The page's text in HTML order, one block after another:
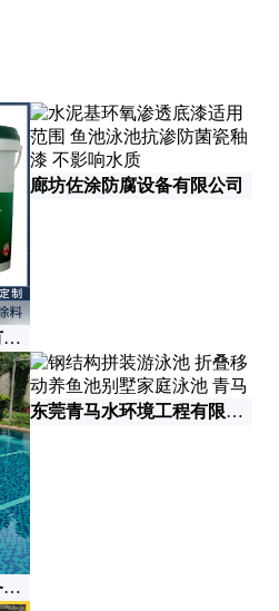
广东双虹防水保温工程有限公司
廊坊佐涂防腐设备有限公司
东莞市企石上博康体设备商行
东莞青马水环境工程有限公司